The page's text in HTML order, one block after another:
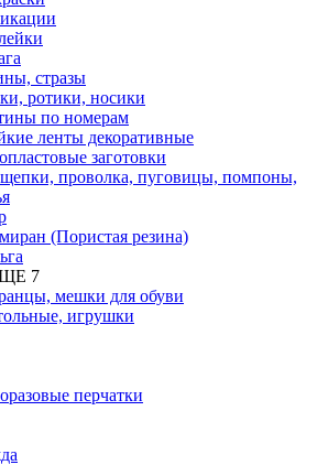
стразы
ротики, носики
по номерам
ленты декоративные
заготовки
проволка, пуговицы, помпоны,
(Пористая резина)
7
мешки для обуви
игрушки
перчатки